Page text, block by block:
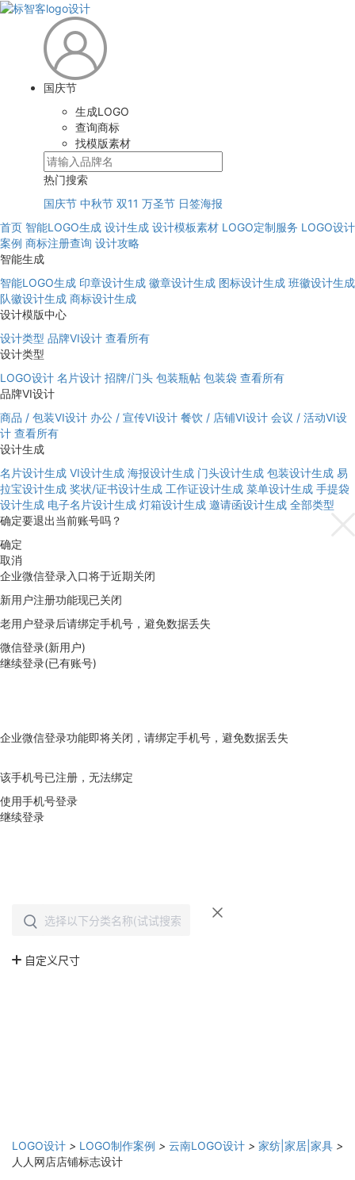
国庆节
生成LOGO
查询商标
找模版素材
热门搜索
国庆节 中秋节 双11 万圣节 日签海报
首页 智能LOGO生成 设计生成 设计模板素材 LOGO定制服务 LOGO设计
案例 商标注册查询 设计攻略
智能生成
智能LOGO生成 印章设计生成 徽章设计生成 图标设计生成 班徽设计生成
队徽设计生成 商标设计生成
设计模版中心
设计类型 品牌VI设计 查看所有
设计类型
LOGO设计 名片设计 招牌/门头 包装瓶帖 包装袋 查看所有
品牌VI设计
商品 / 包装VI设计 办公 / 宣传VI设计 餐饮 / 店铺VI设计 会议 / 活动VI设
计 查看所有
设计生成
名片设计生成 VI设计生成 海报设计生成 门头设计生成 包装设计生成 易
拉宝设计生成 奖状/证书设计生成 工作证设计生成 菜单设计生成 手提袋
设计生成 电子名片设计生成 灯箱设计生成 邀请函设计生成 全部类型
确定要退出当前账号吗？
确定
取消
企业微信登录入口将于近期关闭
新用户注册功能现已关闭
老用户登录后请绑定手机号，避免数据丢失
微信登录(新用户)
继续登录(已有账号)
企业微信登录功能即将关闭，请绑定手机号，避免数据丢失
该手机号已注册，无法绑定
使用手机号登录
继续登录
LOGO设计 > LOGO制作案例 > 云南LOGO设计 > 家纺|家居|家具 >
人人网店店铺标志设计